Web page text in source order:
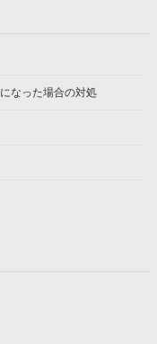
なった場合の対処